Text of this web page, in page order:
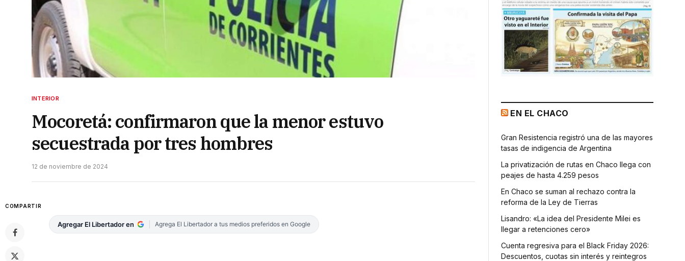
INTERIOR
Mocoretá: confirmaron que la menor estuvo
secuestrada por tres hombres
12 de noviembre de 2024
COMPARTIR
Agregar El Libertador en Agrega El Libertador a tus medios preferidos en Google
EN EL CHACO
Gran Resistencia registró una de las mayores
tasas de indigencia de Argentina
La privatización de rutas en Chaco llega con
peajes de hasta 4.259 pesos
En Chaco se suman al rechazo contra la
reforma de la Ley de Tierras
Lisandro: «La idea del Presidente Milei es
llegar a retenciones cero»
Cuenta regresiva para el Black Friday 2026:
Descuentos, cuotas sin interés y reintegros